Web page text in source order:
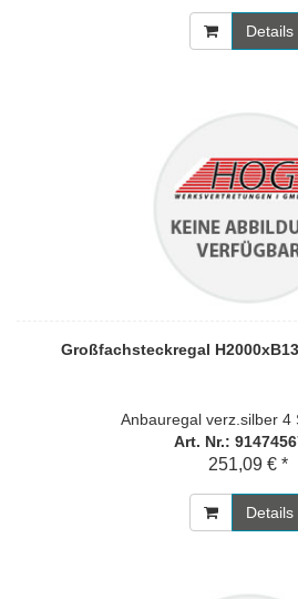
Details
Großfachsteckregal
Anbauregal verz.silber 4
Art. Nr.:
251,09 € *
Details